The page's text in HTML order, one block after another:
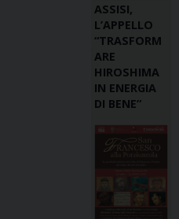
ASSISI,
L’APPELLO
“TRASFORM
ARE
HIROSHIMA
IN ENERGIA
DI BENE”